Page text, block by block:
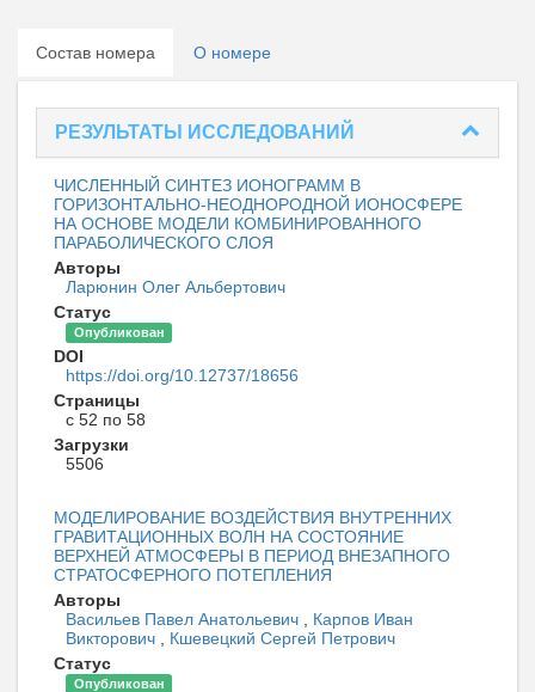
Состав номера О номере
РЕЗУЛЬТАТЫ ИССЛЕДОВАНИЙ
ЧИСЛЕННЫЙ СИНТЕЗ ИОНОГРАММ В
ГОРИЗОНТАЛЬНО-НЕОДНОРОДНОЙ ИОНОСФЕРЕ
НА ОСНОВЕ МОДЕЛИ КОМБИНИРОВАННОГО
ПАРАБОЛИЧЕСКОГО СЛОЯ
Авторы
Ларюнин Олег Альбертович
Статус
Опубликован
DOI
https://doi.org/10.12737/18656
Страницы
с 52 по 58
Загрузки
5506
МОДЕЛИРОВАНИЕ ВОЗДЕЙСТВИЯ ВНУТРЕННИХ
ГРАВИТАЦИОННЫХ ВОЛН НА СОСТОЯНИЕ
ВЕРХНЕЙ АТМОСФЕРЫ В ПЕРИОД ВНЕЗАПНОГО
СТРАТОСФЕРНОГО ПОТЕПЛЕНИЯ
Авторы
Васильев Павел Анатольевич
Карпов Иван
Викторович
Кшевецкий Сергей Петрович
Статус
Опубликован